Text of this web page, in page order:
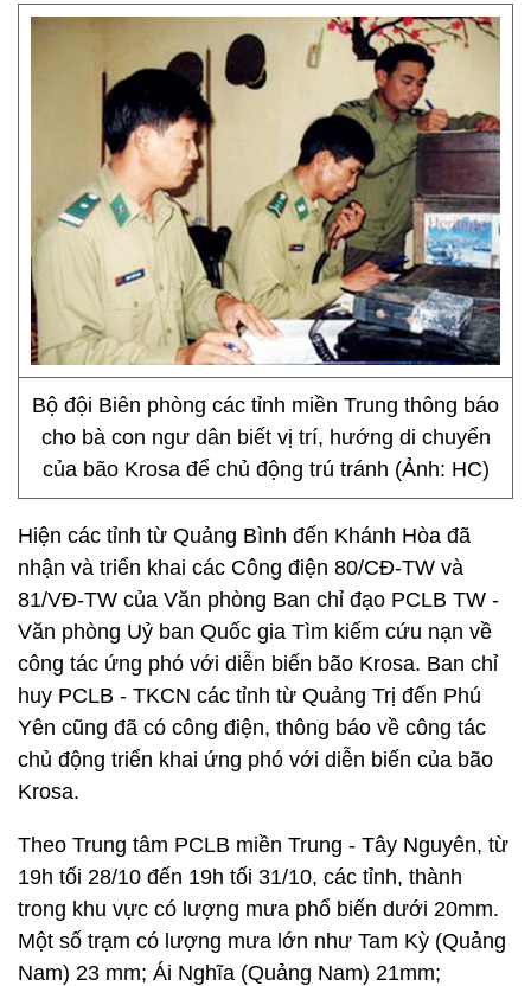
Bộ đội Biên phòng các tỉnh miền Trung thông báo
cho bà con ngư dân biết vị trí, hướng di chuyển
của bão Krosa để chủ động trú tránh (Ảnh: HC)
Hiện các tỉnh từ Quảng Bình đến Khánh Hòa đã
nhận và triển khai các Công điện 80/CĐ-TW và
81/VĐ-TW của Văn phòng Ban chỉ đạo PCLB TW -
Văn phòng Uỷ ban Quốc gia Tìm kiếm cứu nạn về
công tác ứng phó với diễn biến bão Krosa. Ban chỉ
huy PCLB - TKCN các tỉnh từ Quảng Trị đến Phú
Yên cũng đã có công điện, thông báo về công tác
chủ động triển khai ứng phó với diễn biến của bão
Krosa.
Theo Trung tâm PCLB miền Trung - Tây Nguyên, từ
19h tối 28/10 đến 19h tối 31/10, các tỉnh, thành
trong khu vực có lượng mưa phổ biến dưới 20mm.
Một số trạm có lượng mưa lớn như Tam Kỳ (Quảng
Nam) 23 mm; Ái Nghĩa (Quảng Nam) 21mm;